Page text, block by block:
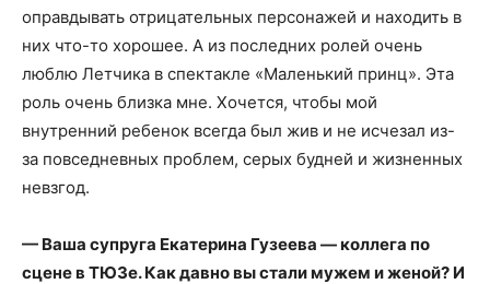
оправдывать отрицательных персонажей и находить в
них что-то хорошее. А из последних ролей очень
люблю Летчика в спектакле «Маленький принц». Эта
роль очень близка мне. Хочется, чтобы мой
внутренний ребенок всегда был жив и не исчезал из-
за повседневных проблем, серых будней и жизненных
невзгод.
— Ваша супруга Екатерина Гузеева — коллега по
сцене в ТЮЗе. Как давно вы стали мужем и женой? И